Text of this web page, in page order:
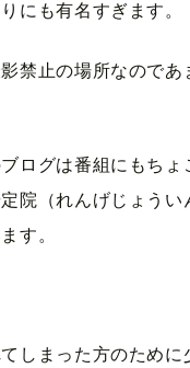
にも有名すぎます。
禁止の場所なのであ
ログは番組にもちょ
院（れんげじょうい
す。
しまった方のために